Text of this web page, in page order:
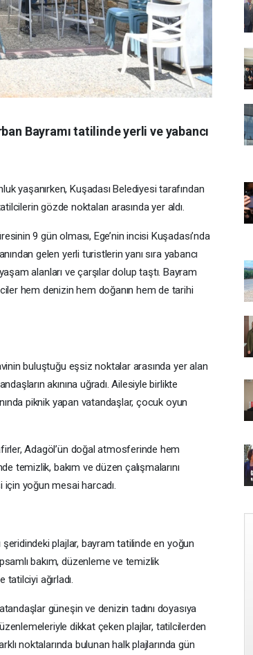
Bayramı tatilinde yerli ve yabancı
yaşanırken, Kuşadası Belediyesi tarafından
gözde noktaları arasında yer aldı.
9 gün olması, Ege’nin incisi Kuşadası’nda
gelen yerli turistlerin yanı sıra yabancı
alanları ve çarşılar dolup taştı. Bayram
hem denizin hem doğanın hem de tarihi
buluştuğu eşsiz noktalar arasında yer alan
akınına uğradı. Ailesiyle birlikte
piknik yapan vatandaşlar, çocuk oyun
Adagöl’ün doğal atmosferinde hem
temizlik, bakım ve düzen çalışmalarını
yoğun mesai harcadı.
plajlar, bayram tatilinde en yoğun
bakım, düzenleme ve temizlik
tatilciyi ağırladı.
güneşin ve denizin tadını doyasıya
dikkat çeken plajlar, tatilcilerden
noktalarında bulunan halk plajlarında gün